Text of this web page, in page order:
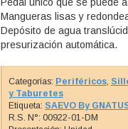
Pedal único que se puede
Mangueras lisas y
Depósito de agua
presurización automática.
Categorías: Periféricos,
y Taburetes
Etiqueta: SAEVO By
R.S. N°: 00922-01-DM